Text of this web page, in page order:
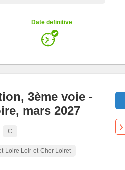
Date definitive
3ème voie -
mars 2027
C
Loire Loir-et-Cher Loiret